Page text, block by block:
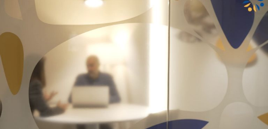
d
p
e
g
n
c
d
e